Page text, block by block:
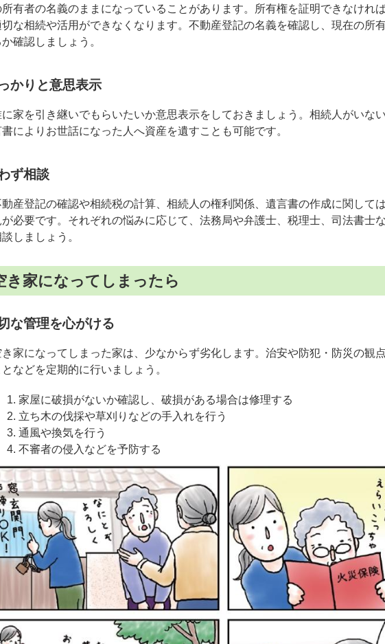
所有者の名義のままになっていることがあります。所有権を証明できなけれ
切な相続や活用ができなくなります。不動産登記の名義を確認し、現在の所
か確認しましょう。
かりと意思表示
に家を引き継いでもらいたいか意思表示をしておきましょう。相続人がいな
によりお世話になった人へ資産を遺すことも可能です。
ず相談
動産登記の確認や相続税の計算、相続人の権利関係、遺言書の作成に関して
が必要です。それぞれの悩みに応じて、法務局や弁護士、税理士、司法書士
しましょう。
き家になってしまったら
な管理を心がける
き家になってしまった家は、少なからず劣化します。治安や防犯・防災の観
となどを定期的に行いましょう。
家屋に破損がないか確認し、破損がある場合は修理する
立ち木の伐採や草刈りなどの手入れを行う
通風や換気を行う
不審者の侵入などを予防する